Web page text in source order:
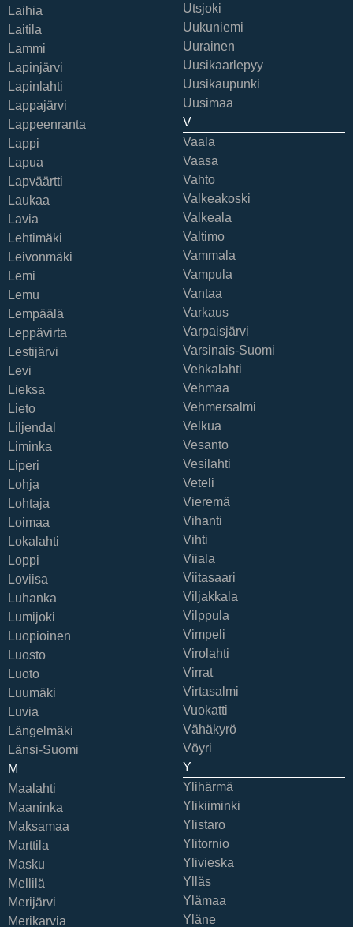
Laihia
Laitila
Lammi
Lapinjärvi
Lapinlahti
Lappajärvi
Lappeenranta
Lappi
Lapua
Lapväärtti
Laukaa
Lavia
Lehtimäki
Leivonmäki
Lemi
Lemu
Lempäälä
Leppävirta
Lestijärvi
Levi
Lieksa
Lieto
Liljendal
Liminka
Liperi
Lohja
Lohtaja
Loimaa
Lokalahti
Loppi
Loviisa
Luhanka
Lumijoki
Luopioinen
Luosto
Luoto
Luumäki
Luvia
Längelmäki
Länsi-Suomi
M
Maalahti
Maaninka
Maksamaa
Marttila
Masku
Mellilä
Merijärvi
Merikarvia
Utsjoki
Uukuniemi
Uurainen
Uusikaarlepyy
Uusikaupunki
Uusimaa
V
Vaala
Vaasa
Vahto
Valkeakoski
Valkeala
Valtimo
Vammala
Vampula
Vantaa
Varkaus
Varpaisjärvi
Varsinais-Suomi
Vehkalahti
Vehmaa
Vehmersalmi
Velkua
Vesanto
Vesilahti
Veteli
Vieremä
Vihanti
Vihti
Viiala
Viitasaari
Viljakkala
Vilppula
Vimpeli
Virolahti
Virrat
Virtasalmi
Vuokatti
Vähäkyrö
Vöyri
Y
Ylihärmä
Ylikiiminki
Ylistaro
Ylitornio
Ylivieska
Ylläs
Ylämaa
Yläne